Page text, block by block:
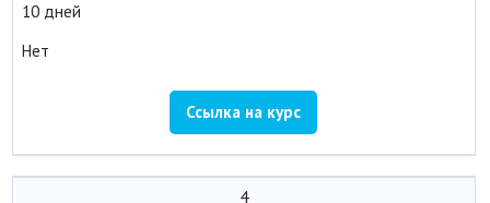
10 дней
Нет
Ссылка на курс
4